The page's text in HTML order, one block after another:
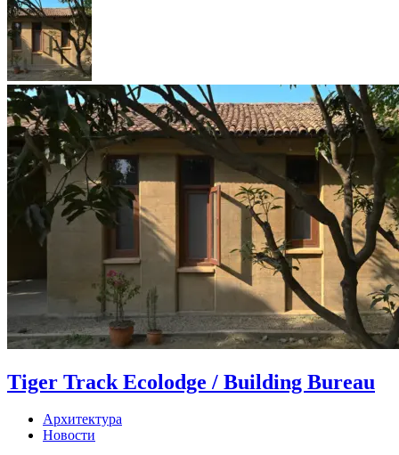
Tiger Track Ecolodge / Building Bureau
Архитектура
Новости